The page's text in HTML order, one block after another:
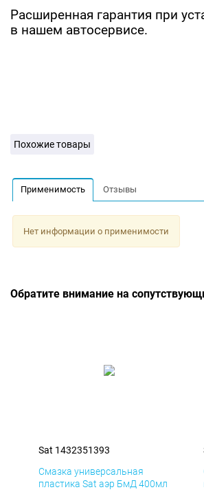
Расширенная гарантия при
в нашем автосервисе.
Похожие товары
Применимость Отзывы
Нет информации о применимости
Обратите внимание на
Sat 1432351393
Смазка универсальная
пластика Sat аэр БмД 400мл